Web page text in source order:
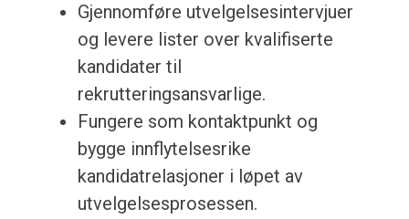
Gjennomføre utvelgelsesintervjuer
og levere lister over kvalifiserte
kandidater til
rekrutteringsansvarlige.
Fungere som kontaktpunkt og
bygge innflytelsesrike
kandidatrelasjoner i løpet av
utvelgelsesprosessen.